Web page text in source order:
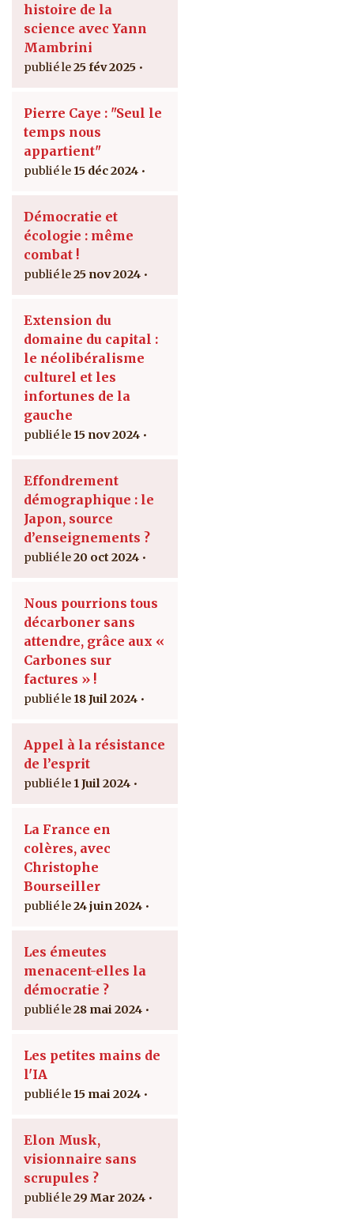
histoire de la
science avec Yann
Mambrini
25 fév 2025
Pierre Caye : "Seul le
temps nous
appartient"
15 déc 2024
Démocratie et
écologie : même
combat !
25 nov 2024
Extension du
domaine du capital :
le néolibéralisme
culturel et les
infortunes de la
gauche
15 nov 2024
Effondrement
démographique : le
Japon, source
d’enseignements ?
20 oct 2024
Nous pourrions tous
décarboner sans
attendre, grâce aux «
Carbones sur
factures » !
18 Juil 2024
Appel à la résistance
de l’esprit
1 Juil 2024
La France en
colères, avec
Christophe
Bourseiller
24 juin 2024
Les émeutes
menacent-elles la
démocratie ?
28 mai 2024
Les petites mains de
l'IA
15 mai 2024
Elon Musk,
visionnaire sans
scrupules ?
29 Mar 2024